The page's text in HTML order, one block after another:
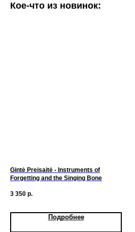
Кое-что из новинок:
Gintė Preisaitė - Instruments of
Forgetting and the Singing Bone
3 350 р.
Подробнее